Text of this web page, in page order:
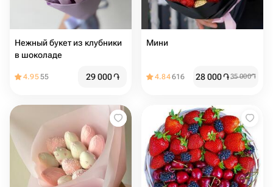
Нежный букет из клубники
в шоколаде
4.9555 29 000֏
Мини
4.84616 28 000֏35 000֏